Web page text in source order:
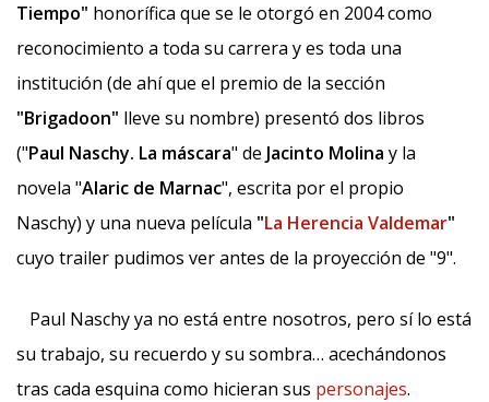
Tiempo" honorífica que se le otorgó en 2004 como
reconocimiento a toda su carrera y es toda una
institución (de ahí que el premio de la sección
"Brigadoon" lleve su nombre) presentó dos libros
("Paul Naschy. La máscara" de Jacinto Molina y la
novela "Alaric de Marnac", escrita por el propio
Naschy) y una nueva película "La Herencia Valdemar"
cuyo trailer pudimos ver antes de la proyección de "9".
Paul Naschy ya no está entre nosotros, pero sí lo está
su trabajo, su recuerdo y su sombra… acechándonos
tras cada esquina como hicieran sus personajes.